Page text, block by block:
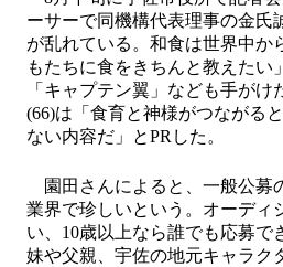
ーサーで同機構代表理事の金氏
が乱れている。和食は世界中か
もたちに食をきちんと教えたい
「キャプテン翼」なども手が
(66)は「食育と神様がつながる
ない内容だ」とPRした。
園田さんによると、一般公募
業界で珍しいという。オーディ
い、10歳以上なら誰でも応募で
妹や父親、宇佐の地元キャラク